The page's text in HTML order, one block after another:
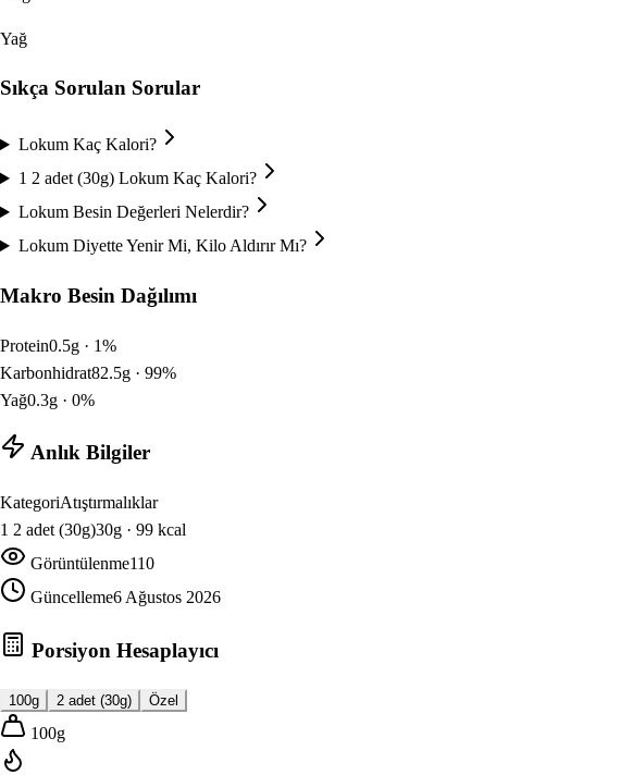
Yağ
Sıkça Sorulan Sorular
Lokum Kaç Kalori?
1 2 adet (30g) Lokum Kaç Kalori?
Lokum Besin Değerleri Nelerdir?
Lokum Diyette Yenir Mi, Kilo Aldırır Mı?
Makro Besin Dağılımı
Protein0.5g · 1%
Karbonhidrat82.5g · 99%
Yağ0.3g · 0%
Anlık Bilgiler
KategoriAtıştırmalıklar
1 2 adet (30g)30g · 99 kcal
Görüntülenme110
Güncelleme6 Ağustos 2026
Porsiyon Hesaplayıcı
100g 2 adet (30g) Özel
100g